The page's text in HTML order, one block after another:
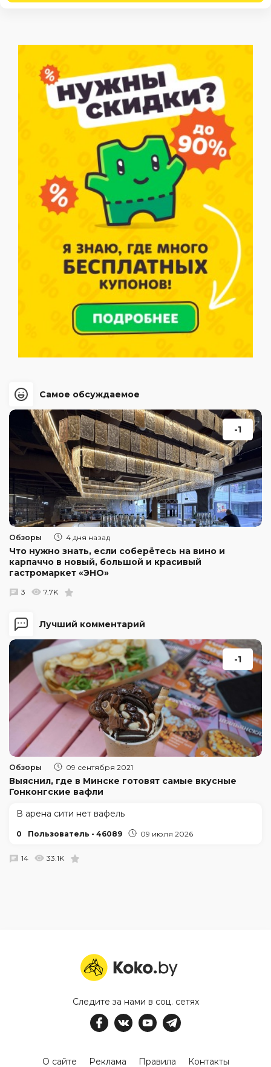
Лучший комментарий
-1
Обзоры 09 сентября 2021
Выяснил, где в Минске готовят самые вкусные
Гонконгские вафли
В арена сити нет вафель
0 Пользователь - 46089 09 июля 2026
14 33.1K
Самое обсуждаемое
-1
Обзоры 4 дня назад
Что нужно знать, если соберётесь на вино и
карпаччо в новый, большой и красивый
гастромаркет «ЭНО»
3 7.7K
Следите за нами в соц. сетях
О сайте Реклама Правила Контакты